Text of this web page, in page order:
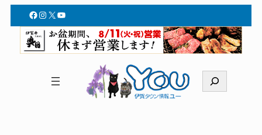
Facebook
Instagram
X YouTube
索